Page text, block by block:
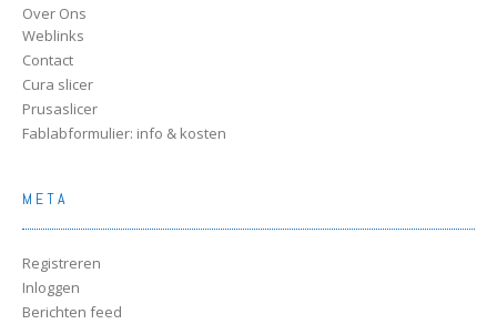
Over Ons
Weblinks
Contact
Cura slicer
Prusaslicer
Fablabformulier: info & kosten
META
Registreren
Inloggen
Berichten feed